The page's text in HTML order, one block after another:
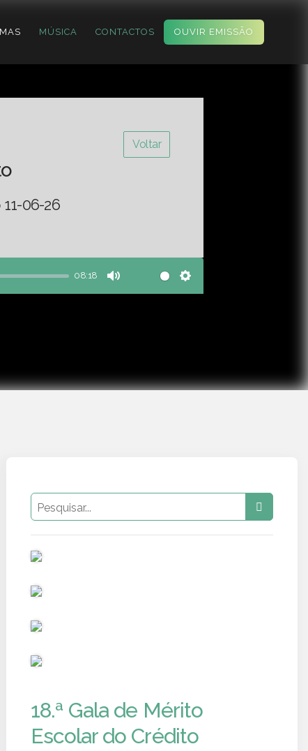
MÚSICA CONTACTOS OUVIR EMISSÃO
Voltar
06-26
08:18
Mute Settings
18.ª Gala de Mérito
Escolar do Crédito